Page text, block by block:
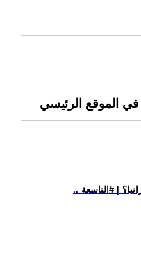
الموقع الرئيسي
| #التاسعة